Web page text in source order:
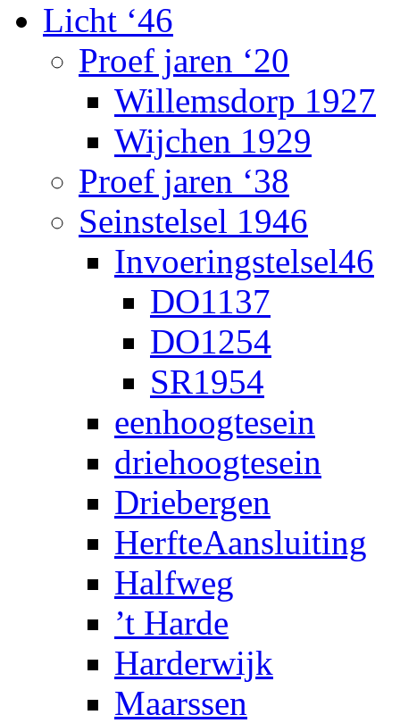
Licht ‘46
Proef jaren ‘20
Willemsdorp 1927
Wijchen 1929
Proef jaren ‘38
Seinstelsel 1946
Invoeringstelsel46
DO1137
DO1254
SR1954
eenhoogtesein
driehoogtesein
Driebergen
HerfteAansluiting
Halfweg
’t Harde
Harderwijk
Maarssen